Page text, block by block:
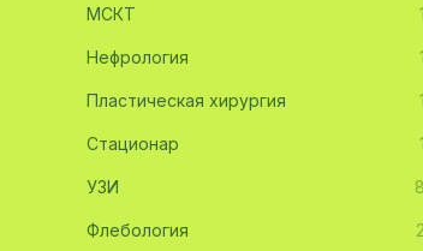
Невропатология
Эмбриология
Акушерство
Ортопедия
Массаж
МСКТ 1
Нефрология 1
Пластическая хирургия 1
Стационар 1
УЗИ 8
Флебология 2